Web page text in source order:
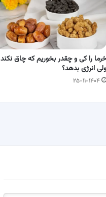
را کی و چقدر بخوریم که چاق نکند
ولی انرژی بدهد؟
۲۵-۱۱-۱۴۰۴